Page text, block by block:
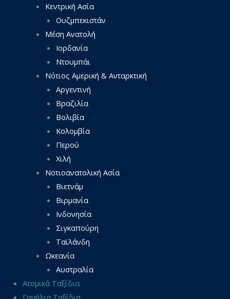
Κεντρική Ασία
Ουζμπεκιστάν
Μέση Ανατολή
Ιορδανία
Ντουμπάι
Νότιος Αμερική & Ανταρκτική
Αργεντινή
Βραζιλία
Βολιβία
Κολομβία
Περού
Χιλή
Νοτιοανατολική Ασία
Βιετνάμ
Βιρμανία
Ινδονησία
Σιγκαπούρη
Ταϊλάνδη
Ωκεανία
Αυστραλία
Ατομικά Ταξίδια
Γαμήλια Ταξίδια